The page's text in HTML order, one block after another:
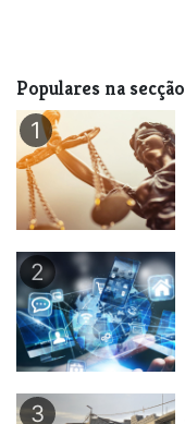
Populares na secção
1
2
3